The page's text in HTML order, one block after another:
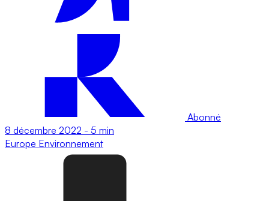
Abonné
8 décembre 2022 - 5 min
Europe Environnement